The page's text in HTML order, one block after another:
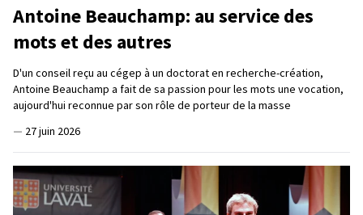
Antoine Beauchamp: au service des
mots et des autres
D'un conseil reçu au cégep à un doctorat en recherche-création,
Antoine Beauchamp a fait de sa passion pour les mots une vocation,
aujourd'hui reconnue par son rôle de porteur de la masse
— 27 juin 2026